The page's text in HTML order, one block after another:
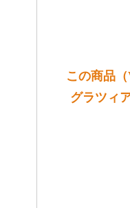
この商品
グラツィ